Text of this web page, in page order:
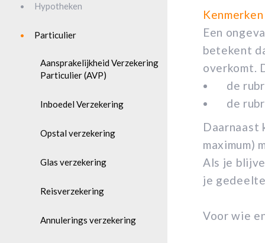
Hypotheken
Particulier
Aansprakelijkheid Verzekering
Particulier (AVP)
Inboedel Verzekering
Opstal verzekering
Glas verzekering
Reisverzekering
Annulerings verzekering
Kenmerken
Een
betekent
overkomt.
de
de
Daarnaast
maximum)
Als je
je
Voor wie